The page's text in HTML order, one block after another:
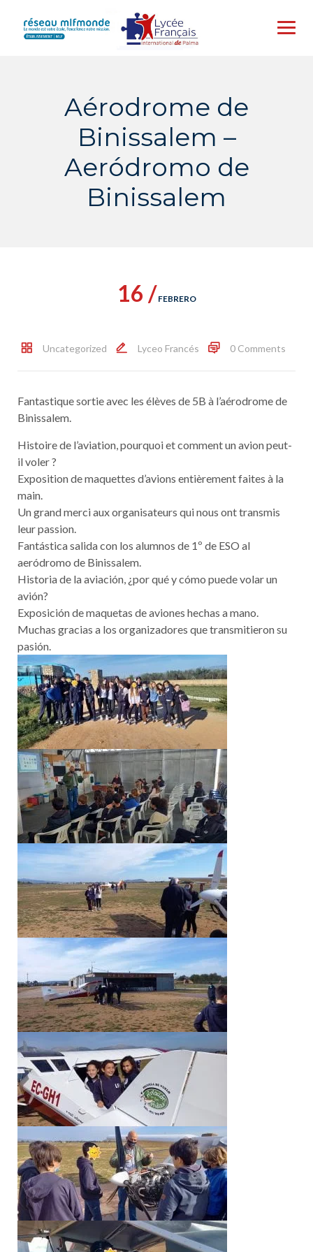
content
Aérodrome de
Binissalem –
Aeródromo de
Binissalem
16 / FEBRERO
Uncategorized Lyceo Francés 0 Comments
Fantastique sortie avec les élèves de 5B à l’aérodrome de
Binissalem.
Histoire de l’aviation, pourquoi et comment un avion peut-
il voler ?
Exposition de maquettes d’avions entièrement faites à la
main.
Un grand merci aux organisateurs qui nous ont transmis
leur passion.
Fantástica salida con los alumnos de 1º de ESO al
aeródromo de Binissalem.
Historia de la aviación, ¿por qué y cómo puede volar un
avión?
Exposición de maquetas de aviones hechas a mano.
Muchas gracias a los organizadores que transmitieron su
pasión.